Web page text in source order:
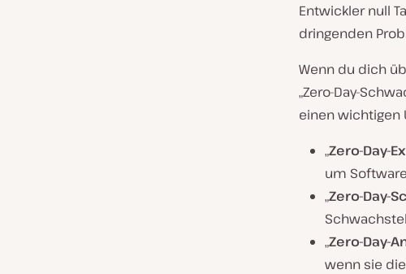
Entwickler null
dringenden
Wenn du dich
„Zero-Day-
einen wichtigen
„Zero-Day-
um
„Zero-Day-
„Zero-Day-
wenn sie